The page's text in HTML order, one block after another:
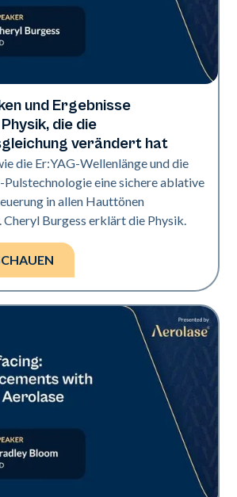
und Ergebnisse
die die
verändert hat
die Er:YAG-Wellenlänge und die
eine sichere ablative
in allen Hauttönen
Cheryl Burgess erklärt die Physik.